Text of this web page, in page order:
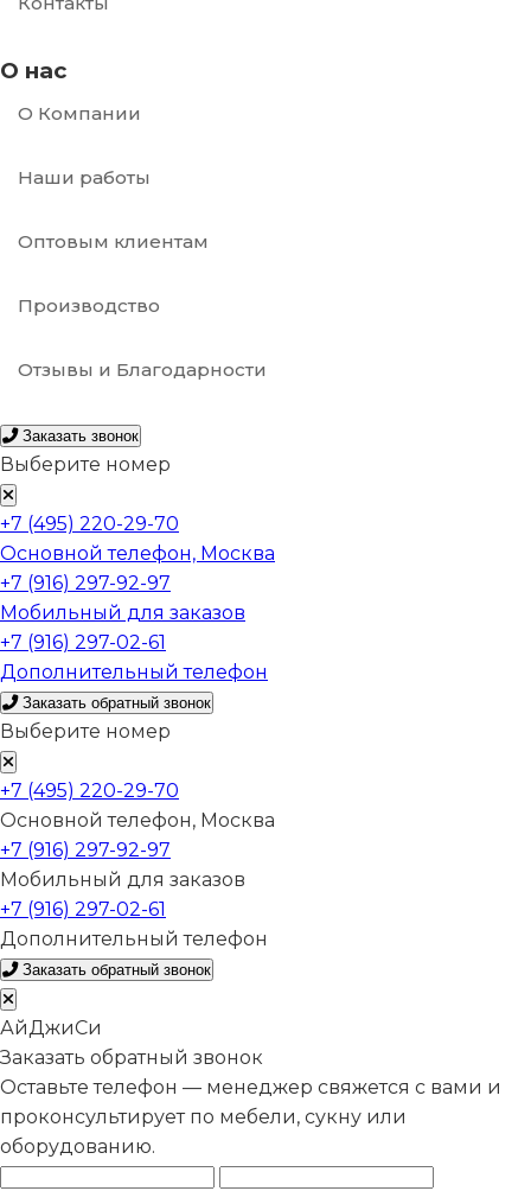
О нас
О Компании
Наши работы
Оптовым клиентам
Производство
Отзывы и Благодарности
Заказать звонок
Выберите номер
+7 (495) 220-29-70
Основной телефон, Москва
+7 (916) 297-92-97
Мобильный для заказов
+7 (916) 297-02-61
Дополнительный телефон
Заказать обратный звонок
Выберите номер
+7 (495) 220-29-70
Основной телефон, Москва
+7 (916) 297-92-97
Мобильный для заказов
+7 (916) 297-02-61
Дополнительный телефон
Заказать обратный звонок
АйДжиСи
Заказать обратный звонок
Оставьте телефон — менеджер свяжется с вами и
проконсультирует по мебели, сукну или
оборудованию.